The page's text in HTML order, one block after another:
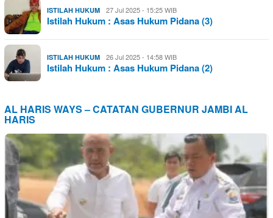
ISTILAH HUKUM 27 Jul 2025 - 15:25 WIB
Istilah Hukum : Asas Hukum Pidana (3)
ISTILAH HUKUM 26 Jul 2025 - 14:58 WIB
Istilah Hukum : Asas Hukum Pidana (2)
AL HARIS WAYS – CATATAN GUBERNUR JAMBI AL
HARIS